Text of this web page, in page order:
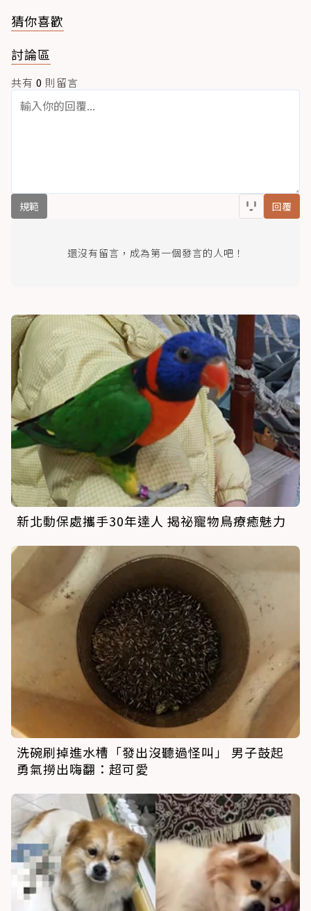
猜你喜歡
討論區
共有 0 則留言
規範 回覆
還沒有留言，成為第一個發言的人吧！
新北動保處攜手30年達人 揭祕寵物鳥療癒魅力
洗碗刷掉進水槽「發出沒聽過怪叫」 男子鼓起
勇氣撈出嗨翻：超可愛